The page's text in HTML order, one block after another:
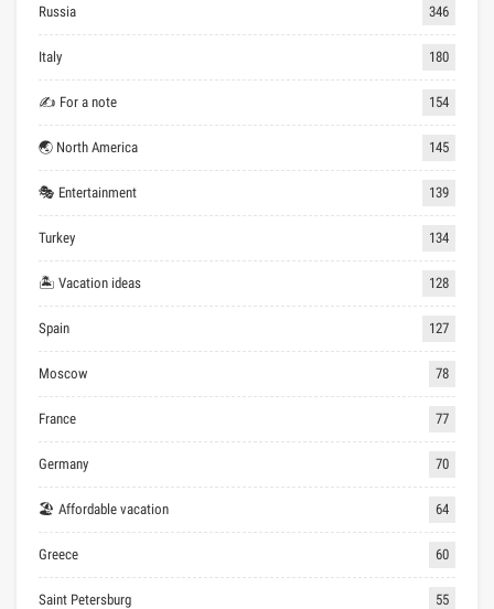
Russia 346
Italy 180
✍ For a note 154
🌏 North America 145
🎭 Entertainment 139
Turkey 134
🏝 Vacation ideas 128
Spain 127
Moscow 78
France 77
Germany 70
🏖 Affordable vacation 64
Greece 60
Saint Petersburg 55